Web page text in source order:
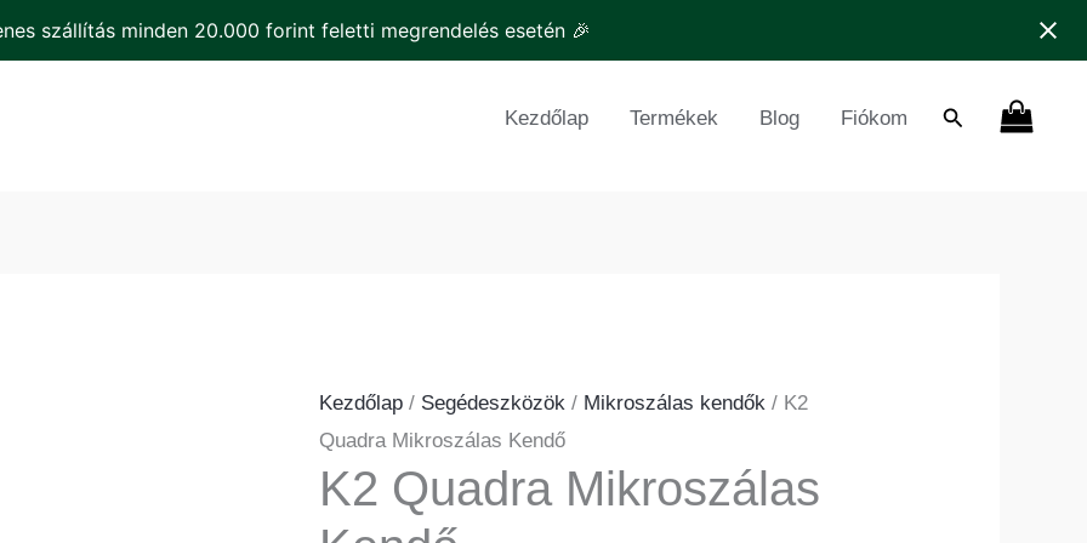
szállítás minden 20.000 forint feletti megrendelés esetén 🎉
Kezdőlap
Termékek Blog Fiókom Search
Kezdőlap/ Segédeszközök / Mikroszálas kendők / K2
Quadra Mikroszálas Kendő
K2 Quadra Mikroszálas